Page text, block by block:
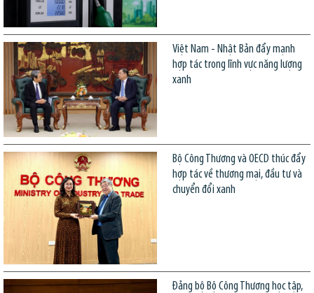
Việt Nam - Nhật Bản đẩy mạnh
hợp tác trong lĩnh vực năng lượng
xanh
Bộ Công Thương và OECD thúc đẩy
hợp tác về thương mại, đầu tư và
chuyển đổi xanh
Đảng bộ Bộ Công Thương học tập,